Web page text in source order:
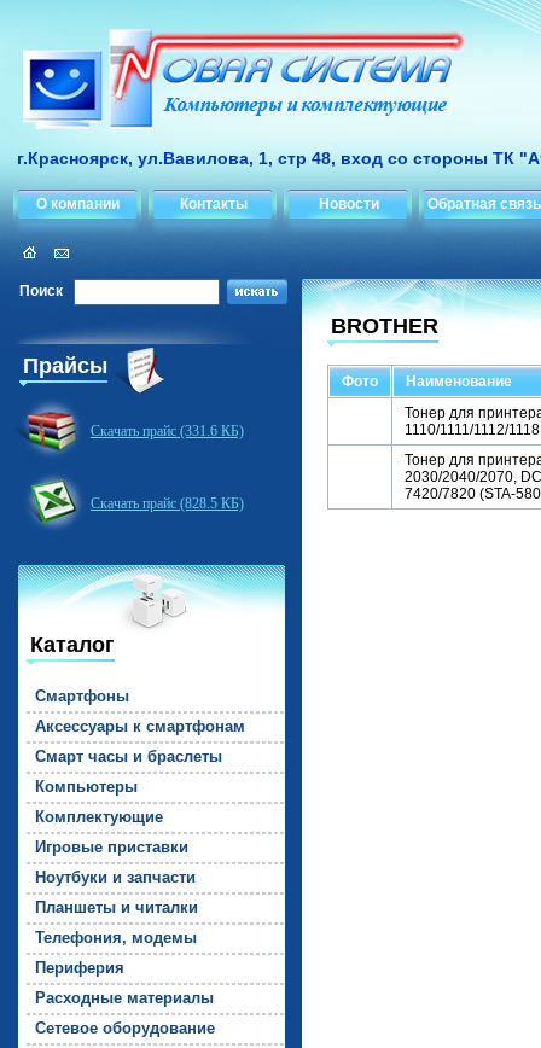
г.Красноярск, ул.Вавилова, 1, стр 48, вход со стороны ТК
О компании Контакты Новости Обратная связь
Поиск
Прайсы
Скачать прайс (331.6 КБ)
Скачать прайс (828.5 КБ)
Каталог
Смарт­фо­ны
Ак­сессу­ары к смарт­фо­нам
Смарт ча­сы и брас­ле­ты
Компь­юте­ры
Комп­лек­ту­ющие
Иг­ро­вые прис­тавки
Но­ут­бу­ки и зап­части
План­ше­ты и чи­тал­ки
Те­лефо­ния, мо­демы
Пе­рифе­рия
Рас­ходные ма­тери­алы
Се­тевое обо­рудо­вание
BROTHER
Фото
Наименование
Тонер для
1110/1111/1112/
Тонер для
2030/2040/2070,
7420/7820 (STA-